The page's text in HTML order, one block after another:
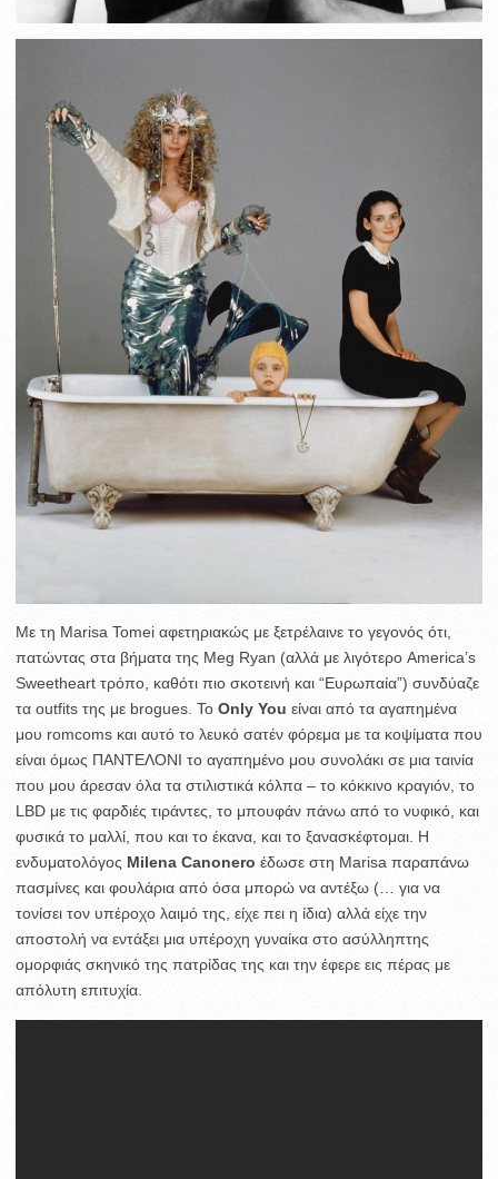
Με τη Marisa Tomei αφετηριακώς με ξετρέλαινε το γεγονός ότι,
πατώντας στα βήματα της Meg Ryan (αλλά με λιγότερο America’s
Sweetheart τρόπο, καθότι πιο σκοτεινή και “Ευρωπαία”) συνδύαζε
τα outfits της με brogues. Το Only You είναι από τα αγαπημένα
μου romcoms και αυτό το λευκό σατέν φόρεμα με τα κοψίματα που
είναι όμως ΠΑΝΤΕΛΟΝΙ το αγαπημένο μου συνολάκι σε μια ταινία
που μου άρεσαν όλα τα στιλιστικά κόλπα – το κόκκινο κραγιόν, το
LBD με τις φαρδιές τιράντες, το μπουφάν πάνω από το νυφικό, και
φυσικά το μαλλί, που και το έκανα, και το ξανασκέφτομαι. H
ενδυματολόγος Milena Canonero έδωσε στη Marisa παραπάνω
πασμίνες και φουλάρια από όσα μπορώ να αντέξω (… για να
τονίσει τον υπέροχο λαιμό της, είχε πει η ίδια) αλλά είχε την
αποστολή να εντάξει μια υπέροχη γυναίκα στο ασύλληπτης
ομορφιάς σκηνικό της πατρίδας της και την έφερε εις πέρας με
απόλυτη επιτυχία.